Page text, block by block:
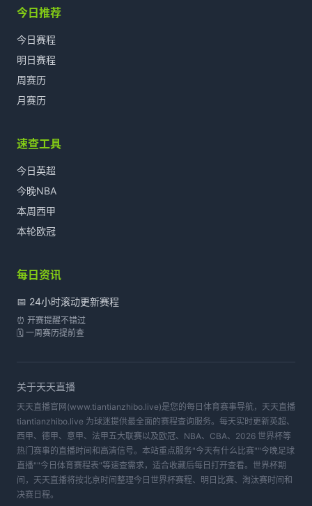
今日推荐
今日赛程
明日赛程
周赛历
月赛历
速查工具
今日英超
今晚NBA
本周西甲
本轮欧冠
每日资讯
📅 24小时滚动更新赛程
⏰ 开赛提醒不错过
🗓️ 一周赛历提前查
关于天天直播
天天直播官网(www.tiantianzhibo.live)是您的每日体育赛事导航，天天直播
tiantianzhibo.live 为球迷提供最全面的赛程查询服务。每天实时更新英超、
西甲、德甲、意甲、法甲五大联赛以及欧冠、NBA、CBA、2026 世界杯等
热门赛事的直播时间和高清信号。本站重点服务"今天有什么比赛""今晚足球
直播""今日体育赛程表"等速查需求，适合收藏后每日打开查看。世界杯期
间，天天直播将按北京时间整理今日世界杯赛程、明日比赛、淘汰赛时间和
决赛日程。